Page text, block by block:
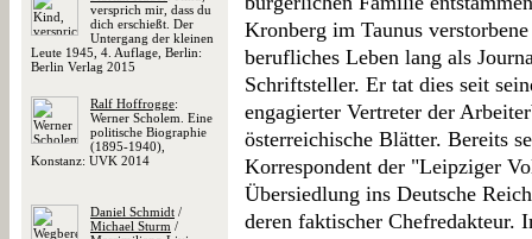
versprich mir, dass du
dich erschießt. Der
Untergang der kleinen
Leute 1945, 4. Auflage, Berlin:
Berlin Verlag 2015
Ralf Hoffrogge:
Werner Scholem. Eine
politische Biographie
(1895-1940),
Konstanz: UVK 2014
Daniel Schmidt /
Michael Sturm /
Kronberg im Taunus
berufliches Leben lang als
Schriftsteller. Er tat dies seit
engagierter Vertreter der
österreichische Blätter. Bereits
Korrespondent der "Leipziger
Übersiedlung ins Deutsche
deren faktischer Chefredakteur.